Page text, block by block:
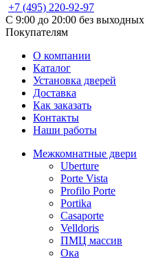
+7 (495) 220-92-97
С 9:00 до 20:00 без выходных
Покупателям
О компании
Каталог
Установка дверей
Доставка
Как заказать
Контакты
Наши работы
Межкомнатные двери
Uberture
Porte Vista
Profilo Porte
Portika
Casaporte
Velldoris
ПМЦ массив
Ока